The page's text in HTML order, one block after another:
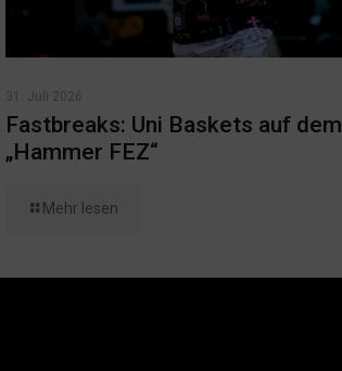
31. Juli 2026
Fastbreaks: Uni Baskets auf dem
„Hammer FEZ“
Mehr lesen